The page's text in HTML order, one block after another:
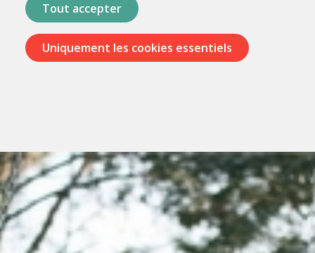
Tout accepter
Uniquement les cookies essentiels